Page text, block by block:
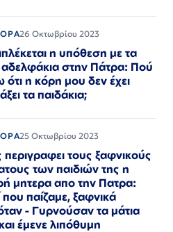
26 Οκτωβρίου 2023
η υπόθεση με τα
στην Πάτρα: Πού
ότι η κόρη μου δεν έχει
τα παιδάκια;
25 Οκτωβρίου 2023
τους ξαφνικούς
των παιδιών της η
μητερα απο την Πατρα:
που παίζαμε, ξαφνικά
- Γυρνούσαν τα μάτια
έμενε λιπόθυμη